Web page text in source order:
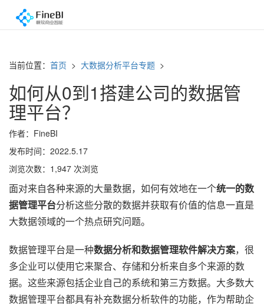
当前位置： 首页 > 大数据分析平台专题 >
如何从0到1搭建公司的数据管
理平台？
作者：FineBI
发布时间：2022.5.17
浏览次数：1,947 次浏览
面对来自各种来源的大量数据，如何有效地在一个统一的数
据管理平台分析这些分散的数据并获取有价值的信息一直是
大数据领域的一个热点研究问题。
数据管理平台是一种数据分析和数据管理软件解决方案， 很
多企业可以使用它来聚合、存储和分析来自多个来源的数
据。这些来源包括企业自己的系统和第三方数据。 大多数大
数据管理平台都具有补充数据分析软件的功能，作为帮助企